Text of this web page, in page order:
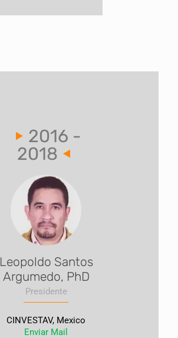
2016 -
2018
Leopoldo Santos
Argumedo, PhD
Presidente
CINVESTAV, Mexico
Enviar Mail